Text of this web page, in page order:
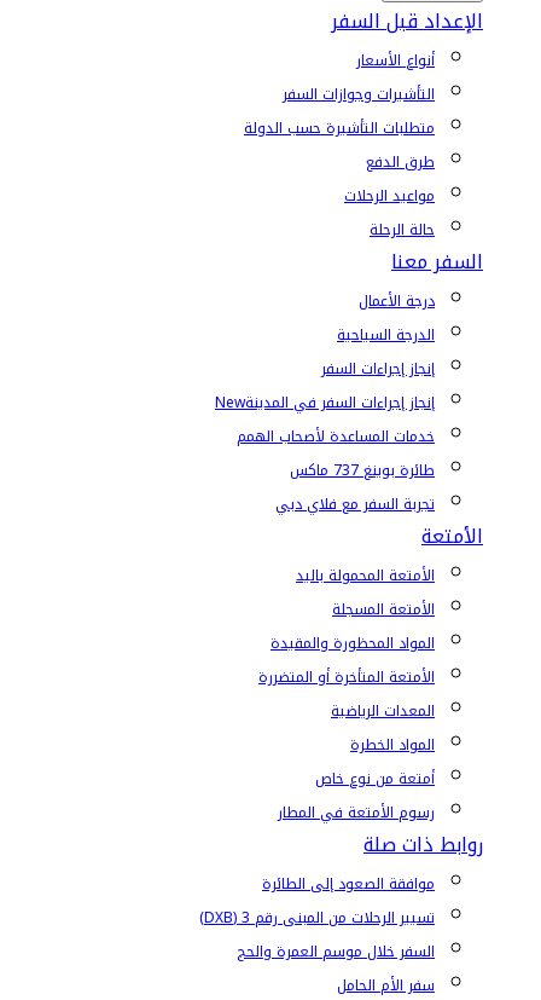
الإعداد قبل السفر
أنواع الأسعار
التأشيرات وجوازات السفر
متطلبات التأشيرة حسب الدولة
طرق الدفع
مواعيد الرحلات
حالة الرحلة
السفر معنا
درجة الأعمال
الدرجة السياحية
إنجاز إجراءات السفر
إنجاز إجراءات السفر في المدينةNew
خدمات المساعدة لأصحاب الهمم
طائرة بوينغ 737 ماكس
تجربة السفر مع فلاي دبي
الأمتعة
الأمتعة المحمولة باليد
الأمتعة المسجلة
المواد المحظورة والمقيدة
الأمتعة المتأخرة أو المتضررة
المعدات الرياضية
المواد الخطرة
أمتعة من نوع خاص
رسوم الأمتعة في المطار
روابط ذات صلة
موافقة الصعود إلى الطائرة
تسيير الرحلات من المبنى رقم 3 (DXB)
السفر خلال موسم العمرة والحج
سفر الأم الحامل